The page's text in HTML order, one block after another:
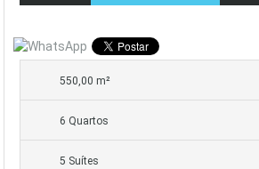
550,00 m²
6 Quartos
5 Suítes